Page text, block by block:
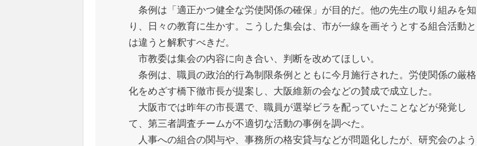
条例は「適正かつ健全な労使関係の確保」が目的だ。他の先生の取り組みを知
り、日々の教育に生かす。こうした集会は、市が一線を画そうとする組合活動と
は違うと解釈すべきだ。
市教委は集会の内容に向き合い、判断を改めてほしい。
条例は、職員の政治的行為制限条例とともに今月施行された。労使関係の厳格
化をめざす橋下徹市長が提案し、大阪維新の会などの賛成で成立した。
大阪市では昨年の市長選で、職員が選挙ビラを配っていたことなどが発覚し
て、第三者調査チームが不適切な活動の事例を調べた。
人事への組合の関与や、事務所の格安貸与などが問題化したが、研究会のよう